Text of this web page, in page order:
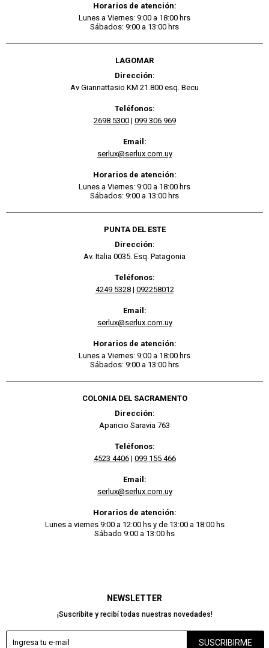
NEWSLETTER
¡Suscribite y recibí todas nuestras novedades!
SUSCRIBIRME
Horarios de atención:
Lunes a Viernes: 9:00 a 18:00 hrs
Sábados: 9:00 a 13:00 hrs
LAGOMAR
Dirección:
Av Giannattasio KM 21.800 esq. Becu
Teléfonos:
2698 5300| 099 306 969
Email:
serlux@serlux.com.uy
Horarios de atención:
Lunes a Viernes: 9:00 a 18:00 hrs
Sábados: 9:00 a 13:00 hrs
PUNTA DEL ESTE
Dirección:
Av. Italia 0035. Esq. Patagonia
Teléfonos:
4249 5328| 092258012
Email:
serlux@serlux.com.uy
Horarios de atención:
Lunes a Viernes: 9:00 a 18:00 hrs
Sábados: 9:00 a 13:00 hrs
COLONIA DEL SACRAMENTO
Dirección:
Aparicio Saravia 763
Teléfonos:
4523 4406| 099 155 466
Email:
serlux@serlux.com.uy
Horarios de atención:
Lunes a viernes 9:00 a 12:00 hs y de 13:00 a 18:00 hs
Sábado 9:00 a 13:00 hs